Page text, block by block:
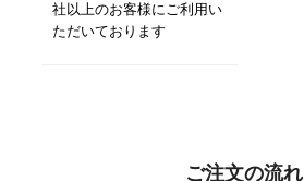
社以上のお客様にご利用い
ただいております
ご注文の流れ